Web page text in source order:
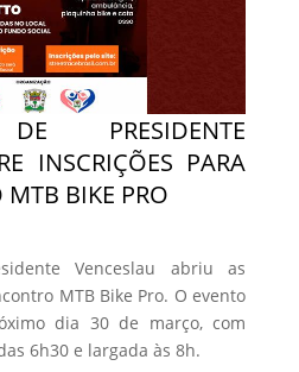
DE PRESIDENTE
INSCRIÇÕES PARA
MTB BIKE PRO
Venceslau abriu as
MTB Bike Pro. O evento
dia 30 de março, com
6h30 e largada às 8h.